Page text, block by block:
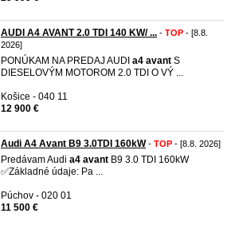
AUDI A4 AVANT 2.0 TDI 140 KW/ ... - TOP - [8.8.
2026]
PONÚKAM NA PREDAJ AUDI a4 avant S
DIESELOVÝM MOTOROM 2.0 TDI O VÝ ...
Košice - 040 11
12 900 €
Audi A4 Avant B9 3.0TDI 160kW- TOP - [8.8. 2026]
Predávam Audi a4 avant B9 3.0 TDI 160kW
✅Základné údaje: Pa ...
Púchov - 020 01
11 500 €